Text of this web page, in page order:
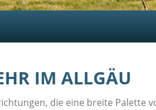
IM ALLGÄU
die eine breite Palette